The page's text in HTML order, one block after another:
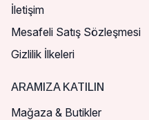
İletişim
Mesafeli Satış Sözleşmesi
Gizlilik İlkeleri
ARAMIZA KATILIN
Mağaza & Butikler